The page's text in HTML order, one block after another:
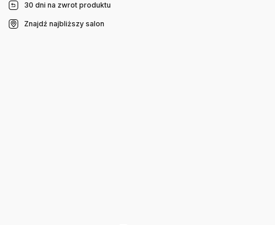
30 dni na zwrot produktu
Znajdź najbliższy salon